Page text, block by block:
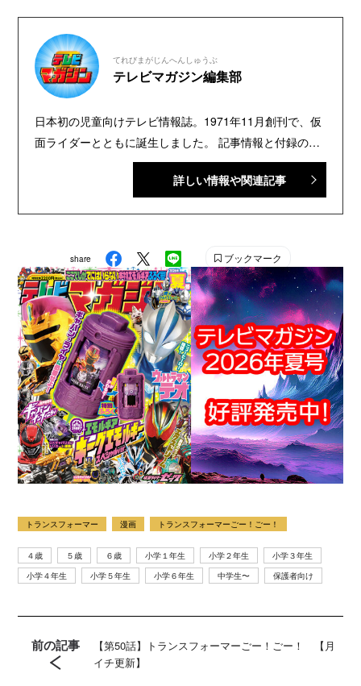
てれびまがじんへんしゅうぶ
テレビマガジン編集部
日本初の児童向けテレビ情報誌。1971年11月創刊で、仮
面ライダーとともに誕生しました。 記事情報と付録の詳
細は、YouTubeの『テレビマガジン 公式動画チャンネ
ル』で配信中。講談社発行の幼年・児童・少年・少女向
雑誌です。 【SNS】 X（旧Twitter）：@tele_maga
Instagram：＠tele_maga
詳しい情報や関連記事
share ブックマーク
トランスフォーマー 漫画 トランスフォーマーごー！ごー！
４歳 ５歳 ６歳 小学１年生 小学２年生
小学３年生
小学４年生
小学５年生 小学６年生 中学生〜 保護者向け
前の記事
【第50話】トランスフォーマーごー！ごー！ 【月
イチ更新】